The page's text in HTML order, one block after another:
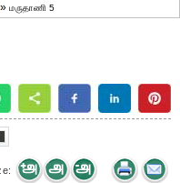
மருதாணி 5